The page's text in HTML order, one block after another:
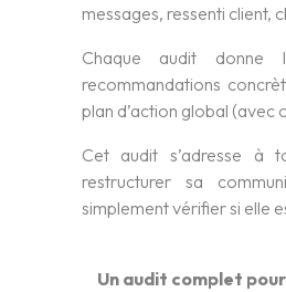
messages, ressenti client,
Chaque audit
recommandations
plan d’action global (avec
Cet audit s’adresse à
restructurer sa
simplement vérifier si elle
Un audit complet